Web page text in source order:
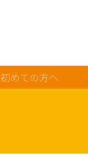
初めての方へ